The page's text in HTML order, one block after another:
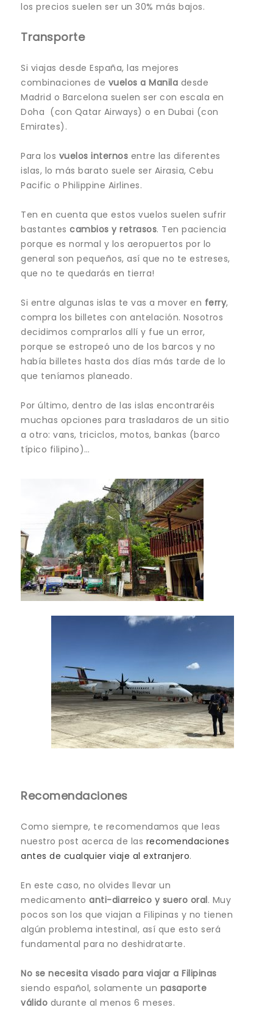
los precios suelen ser un 30% más bajos.
Transporte
Si viajas desde España, las mejores
combinaciones de vuelos a Manila desde
Madrid o Barcelona suelen ser con escala en
Doha (con Qatar Airways) o en Dubai (con
Emirates).
Para los vuelos internos entre las diferentes
islas, lo más barato suele ser Airasia, Cebu
Pacific o Philippine Airlines.
Ten en cuenta que estos vuelos suelen sufrir
bastantes cambios y retrasos. Ten paciencia
porque es normal y los aeropuertos por lo
general son pequeños, así que no te estreses,
que no te quedarás en tierra!
Si entre algunas islas te vas a mover en ferry,
compra los billetes con antelación. Nosotros
decidimos comprarlos allí y fue un error,
porque se estropeó uno de los barcos y no
había billetes hasta dos días más tarde de lo
que teníamos planeado.
Por último, dentro de las islas encontraréis
muchas opciones para trasladaros de un sitio
a otro: vans, triciclos, motos, bankas (barco
típico filipino)…
Recomendaciones
Como siempre, te recomendamos que leas
nuestro post acerca de las recomendaciones
antes de cualquier viaje al extranjero.
En este caso, no olvides llevar un
medicamento anti-diarreico y suero oral. Muy
pocos son los que viajan a Filipinas y no tienen
algún problema intestinal, así que esto será
fundamental para no deshidratarte.
No se necesita visado para viajar a Filipinas
siendo español, solamente un pasaporte
válido durante al menos 6 meses.